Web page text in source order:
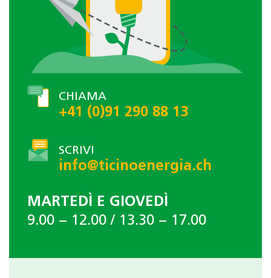
CHIAMA
+41 (0)91 290 88 13
SCRIVI
info@ticinoenergia.ch
MARTEDÌ E GIOVEDÌ
9.00 − 12.00 / 13.30 − 17.00